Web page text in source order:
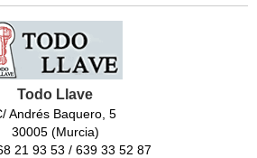
Todo Llave
Andrés Baquero, 5
30005 (Murcia)
21 93 53 / 639 33 52 87